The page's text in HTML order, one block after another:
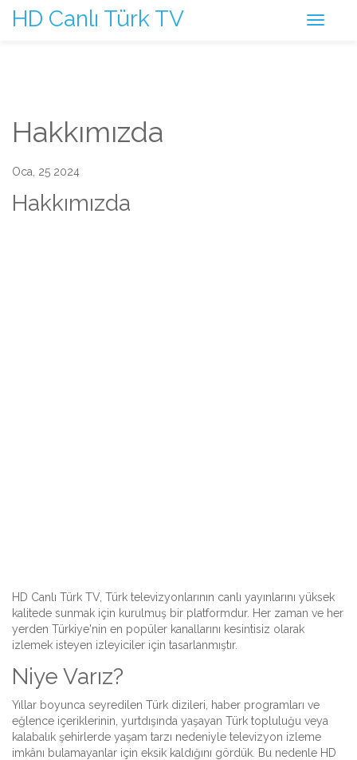
HD Canlı Türk TV
Hakkımızda
Oca, 25 2024
Hakkımızda
HD Canlı Türk TV, Türk televizyonlarının canlı yayınlarını yüksek
kalitede sunmak için kurulmuş bir platformdur. Her zaman ve her
yerden Türkiye'nin en popüler kanallarını kesintisiz olarak
izlemek isteyen izleyiciler için tasarlanmıştır.
Niye Varız?
Yıllar boyunca seyredilen Türk dizileri, haber programları ve
eğlence içeriklerinin, yurtdışında yaşayan Türk topluluğu veya
kalabalık şehirlerde yaşam tarzı nedeniyle televizyon izleme
imkânı bulamayanlar için eksik kaldığını gördük. Bu nedenle HD